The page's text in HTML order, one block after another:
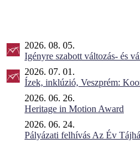
2026. 08. 05.
Igényre szabott változás- és
2026. 07. 01.
Ízek, inklúzió, Veszprém:
2026. 06. 26.
Heritage in Motion Award
2026. 06. 24.
Pályázati felhívás Az Év